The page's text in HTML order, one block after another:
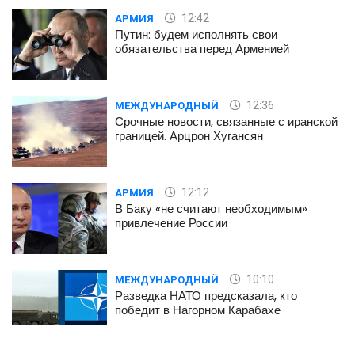
АРМИЯ 12:42
Путин: будем исполнять свои
обязательства перед Арменией
МЕЖДУНАРОДНЫЙ 12:36
Срочные новости, связанные с иранской
границей. Арцрон Хугансян
АРМИЯ 12:12
В Баку «не считают необходимым»
привлечение России
МЕЖДУНАРОДНЫЙ 10:10
Разведка НАТО предсказала, кто
победит в Нагорном Карабахе